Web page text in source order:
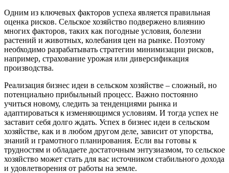
Одним из ключевых факторов успеха является правильная
оценка рисков. Сельское хозяйство подвержено влиянию
многих факторов, таких как погодные условия, болезни
растений и животных, колебания цен на рынке. Поэтому
необходимо разрабатывать стратегии минимизации рисков,
например, страхование урожая или диверсификация
производства.
Реализация бизнес идеи в сельском хозяйстве – сложный, но
потенциально прибыльный процесс. Важно постоянно
учиться новому, следить за тенденциями рынка и
адаптироваться к изменяющимся условиям. И тогда успех не
заставит себя долго ждать. Успех в бизнес идеи в сельском
хозяйстве, как и в любом другом деле, зависит от упорства,
знаний и грамотного планирования. Если вы готовы к
трудностям и обладаете достаточным энтузиазмом, то сельское
хозяйство может стать для вас источником стабильного дохода
и удовлетворения от работы на земле.